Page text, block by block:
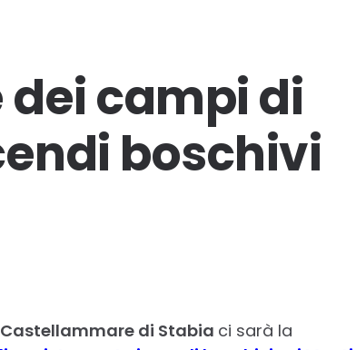
dei campi di
boschivi
Castellammare di Stabia ci sarà la